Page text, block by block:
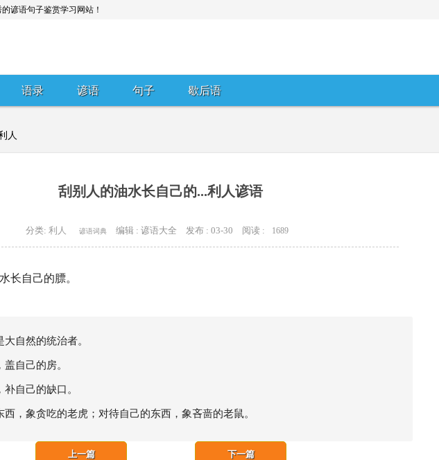
谚语句子鉴赏学习网站！
语录 谚语 句子 歇后语
人
刮别人的油水长自己的...利人谚语
分类: 利人 谚语词典 编辑 : 谚语大全 发布 : 03-30 阅读 : 1689
长自己的膘。
大自然的统治者。
自己的房。
自己的缺口。
西，象贪吃的老虎；对待自己的东西，象吝啬的老鼠。
上一篇 下一篇